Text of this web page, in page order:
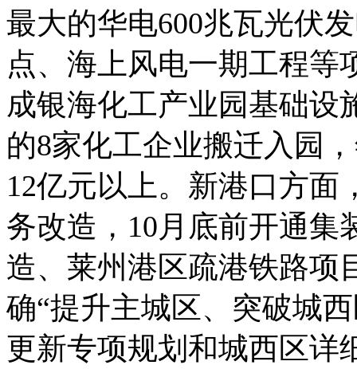
最大的华电600兆瓦光伏
点、海上风电一期工程等
成银海化工产业园基础设
的8家化工企业搬迁入园
12亿元以上。新港口方面
务改造，10月底前开通集
造、莱州港区疏港铁路项
确“提升主城区、突破城
更新专项规划和城西区详